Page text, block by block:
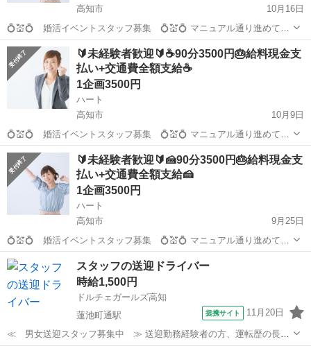
高知市
10月16日
💍💒💍 婚活イベントスタッフ募集 💍💒💍 マニュアル通り進めて頂
くだけのお仕事です！ どなたでも出来るお仕事です！ 🍰☕🍰 現スタ
ッフの声 🍰☕🍰 「幸せのお手伝い出来て、やりがいあります...
高知 その他 給料
🔰未経験者歓迎🔰☕90分3500円🎂給料現金支
払い+交通費全額支給☕
1企画3500円
ハート
高知市
10月9日
💍💒💍 婚活イベントスタッフ募集 💍💒💍 マニュアル通り進めて頂
くだけのお仕事です！ どなたでも出来るお仕事です！ 🍰☕🍰 現スタ
ッフの声 🍰☕🍰 「幸せのお手伝い出来て、やりがいあります...
高知 高知市 その他 給料
🔰未経験者歓迎🔰🍰90分3500円🎂給料現金支
払い+交通費全額支給🍰
1企画3500円
ハート
高知市
9月25日
💍💒💍 婚活イベントスタッフ募集 💍💒💍 マニュアル通り進めて頂
くだけのお仕事です！ どなたでも出来るお仕事です！ 🍰☕🍰 現スタ
ッフの声 🍰☕🍰 「幸せのお手伝い出来て、やりがいあります...
高知 その他 給料
スタッフの送迎ドライバー
時給1,500円
ドルチェガールズ高知
蓮池町通駅
提携サイト 11月20日
≪ 男女送迎スタッフ募集中 ≫ 送迎勤務経験者の方、運転歴の長い